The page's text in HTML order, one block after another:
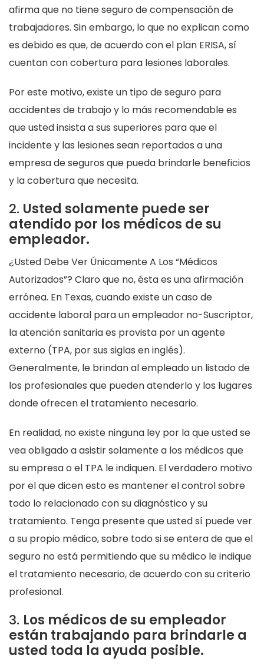
afirma que no tiene seguro de compensación de
trabajadores. Sin embargo, lo que no explican como
es debido es que, de acuerdo con el plan ERISA, sí
cuentan con cobertura para lesiones laborales.
Por este motivo, existe un tipo de seguro para
accidentes de trabajo y lo más recomendable es
que usted insista a sus superiores para que el
incidente y las lesiones sean reportados a una
empresa de seguros que pueda brindarle beneficios
y la cobertura que necesita.
2. Usted solamente puede ser
atendido por los médicos de su
empleador.
¿Usted Debe Ver Únicamente A Los “Médicos
Autorizados”? Claro que no, ésta es una afirmación
errónea. En Texas, cuando existe un caso de
accidente laboral para un empleador no-Suscriptor,
la atención sanitaria es provista por un agente
externo (TPA, por sus siglas en inglés).
Generalmente, le brindan al empleado un listado de
los profesionales que pueden atenderlo y los lugares
donde ofrecen el tratamiento necesario.
En realidad, no existe ninguna ley por la que usted se
vea obligado a asistir solamente a los médicos que
su empresa o el TPA le indiquen. El verdadero motivo
por el que dicen esto es mantener el control sobre
todo lo relacionado con su diagnóstico y su
tratamiento. Tenga presente que usted sí puede ver
a su propio médico, sobre todo si se entera de que el
seguro no está permitiendo que su médico le indique
el tratamiento necesario, de acuerdo con su criterio
profesional.
3. Los médicos de su empleador
están trabajando para brindarle a
usted toda la ayuda posible.